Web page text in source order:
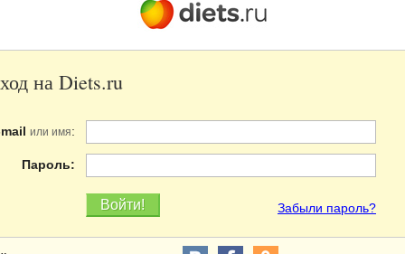
на Diets.ru
или имя:
Пароль:
Забыли пароль?